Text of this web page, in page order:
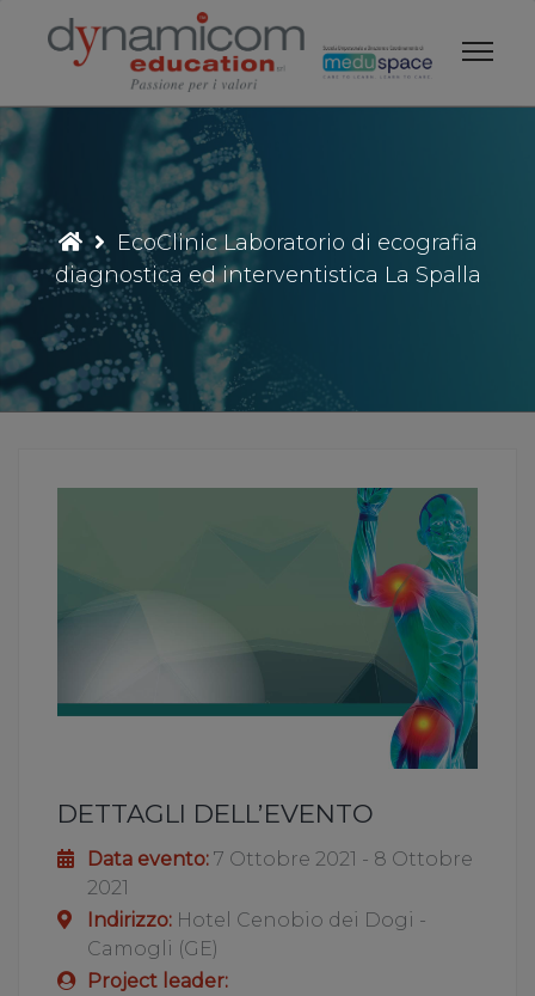
contenuto
EcoClinic Laboratorio di ecografia
diagnostica ed interventistica La Spalla
DETTAGLI DELL’EVENTO
Data evento: 7 Ottobre 2021 - 8 Ottobre
2021
Indirizzo: Hotel Cenobio dei Dogi -
Camogli (GE)
Project leader: